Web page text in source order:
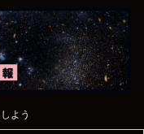
よう